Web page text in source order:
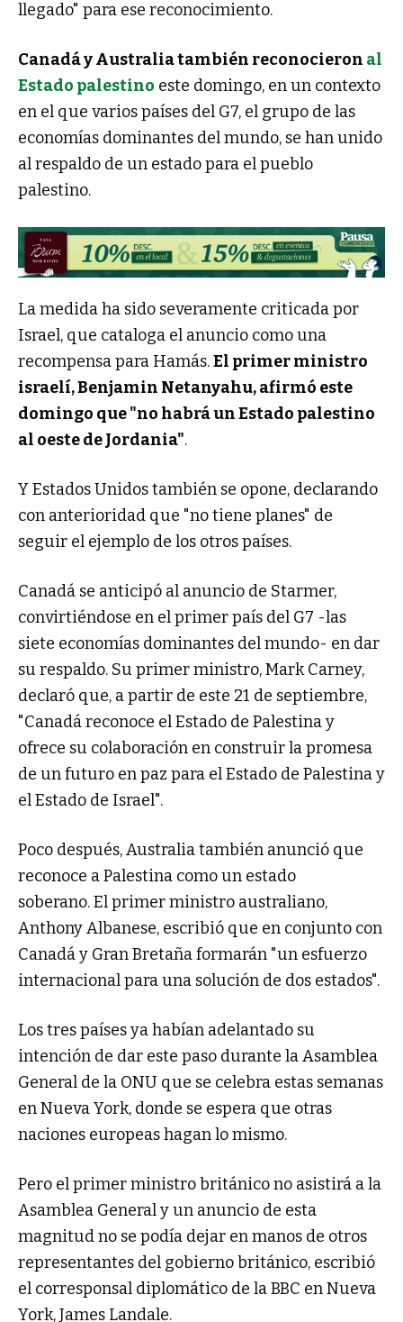
llegado" para ese reconocimiento.
Canadá y Australia también reconocieron al
Estado palestino este domingo, en un contexto
en el que varios países del G7, el grupo de las
economías dominantes del mundo, se han unido
al respaldo de un estado para el pueblo
palestino.
La medida ha sido severamente criticada por
Israel, que cataloga el anuncio como una
recompensa para Hamás.El primer ministro
israelí, Benjamin Netanyahu, afirmó este
domingo que "no habrá un Estado palestino
al oeste de Jordania".
Y Estados Unidos también se opone, declarando
con anterioridad que "no tiene planes" de
seguir el ejemplo de los otros países.
Canadá se anticipó al anuncio de Starmer,
convirtiéndose en el primer país del G7 -las
siete economías dominantes del mundo- en dar
su respaldo. Su primer ministro, Mark Carney,
declaró que, a partir de este 21 de septiembre,
"Canadá reconoce el Estado de Palestina y
ofrece su colaboración en construir la promesa
de un futuro en paz para el Estado de Palestina y
el Estado de Israel".
Poco después, Australia también anunció que
reconoce a Palestina como un estado
soberano. El primer ministro australiano,
Anthony Albanese, escribió que en conjunto con
Canadá y Gran Bretaña formarán "un esfuerzo
internacional para una solución de dos estados".
Los tres países ya habían adelantado su
intención de dar este paso durante la Asamblea
General de la ONU que se celebra estas semanas
en Nueva York, donde se espera que otras
naciones europeas hagan lo mismo.
Pero el primer ministro británico no asistirá a la
Asamblea General y un anuncio de esta
magnitud no se podía dejar en manos de otros
representantes del gobierno británico, escribió
el corresponsal diplomático de la BBC en Nueva
York, James Landale.